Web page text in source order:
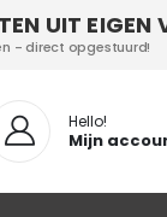
UIT EIGEN
- direct opgestuurd!
Hello!
Mijn